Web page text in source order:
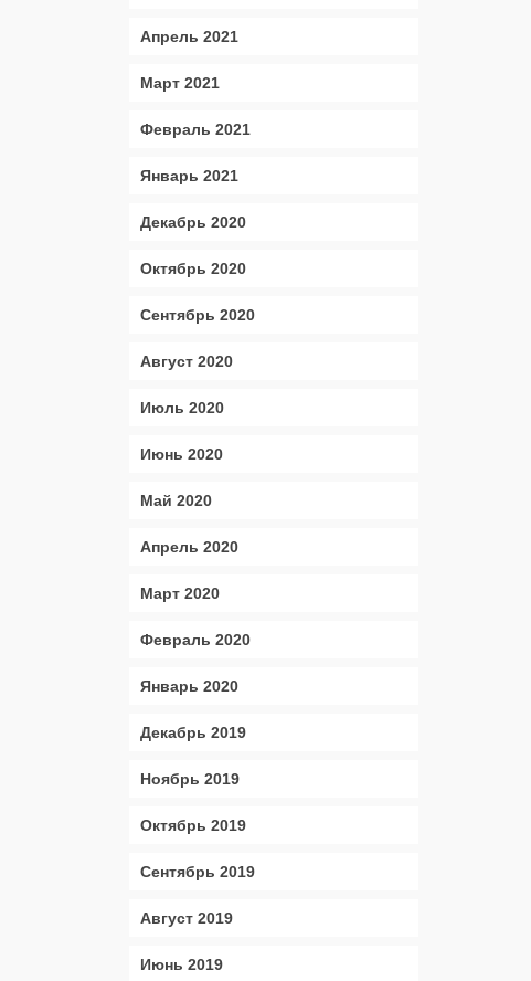
Апрель 2021
Март 2021
Февраль 2021
Январь 2021
Декабрь 2020
Октябрь 2020
Сентябрь 2020
Август 2020
Июль 2020
Июнь 2020
Май 2020
Апрель 2020
Март 2020
Февраль 2020
Январь 2020
Декабрь 2019
Ноябрь 2019
Октябрь 2019
Сентябрь 2019
Август 2019
Июнь 2019